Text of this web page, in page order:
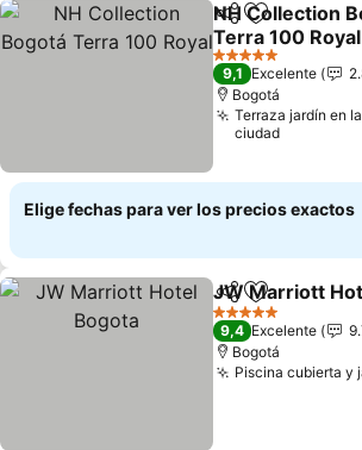
CompartirAgregar a
NH Collection
Terra 100 Royal
Ver precios
5 Estrellas
9,1 Excelente
Bogotá
Terraza jardín en
ciudad
Elige fechas para ver los precios exactos
CompartirAgregar a
JW Marriott
5 Estrellas
9,4 Excelente
Bogotá
Piscina cubierta y